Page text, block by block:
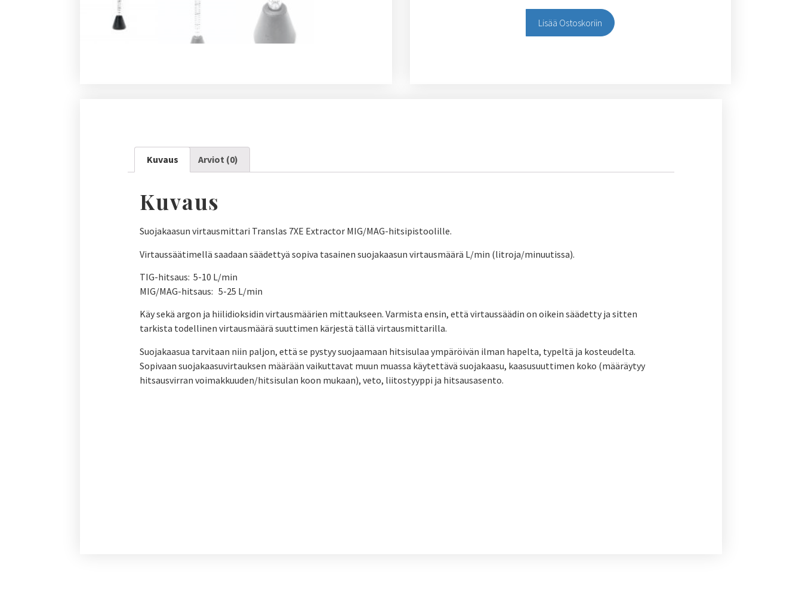
Lisää Ostoskoriin
Kuvaus Arviot (0)
Kuvaus
Suojakaasun virtausmittari Translas 7XE Extractor MIG/MAG-hitsipistoolille.
Virtaussäätimellä saadaan säädettyä sopiva tasainen suojakaasun virtausmäärä L/min (litroja/minuutissa).
TIG-hitsaus: 5-10 L/min
MIG/MAG-hitsaus: 5-25 L/min
Käy sekä argon ja hiilidioksidin virtausmäärien mittaukseen. Varmista ensin, että virtaussäädin on oikein säädetty ja sitten
tarkista todellinen virtausmäärä suuttimen kärjestä tällä virtausmittarilla.
Suojakaasua tarvitaan niin paljon, että se pystyy suojaamaan hitsisulaa ympäröivän ilman hapelta, typeltä ja kosteudelta.
Sopivaan suojakaasuvirtauksen määrään vaikuttavat muun muassa käytettävä suojakaasu, kaasusuuttimen koko (määräytyy
hitsausvirran voimakkuuden/hitsisulan koon mukaan), veto, liitostyyppi ja hitsausasento.